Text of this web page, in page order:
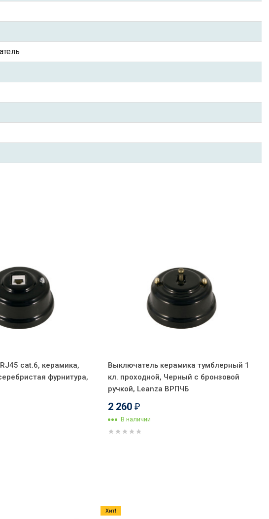
cat.6, керамика,
фурнитура,
Выключатель керамика тумблерный 1
кл. проходной, Черный с бронзовой
ручкой, Leanza ВРПЧБ
2 260 ₽
В наличии
Хит!